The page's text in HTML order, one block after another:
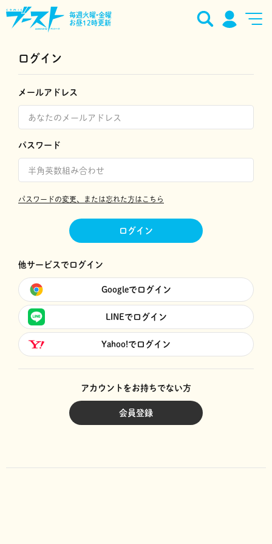
毎週火曜•金曜
お昼12時更新
ログイン
メールアドレス
パスワード
パスワードの変更、または忘れた方はこちら
ログイン
他サービスでログイン
Googleでログイン
LINEでログイン
Yahoo!でログイン
アカウントをお持ちでない方
会員登録